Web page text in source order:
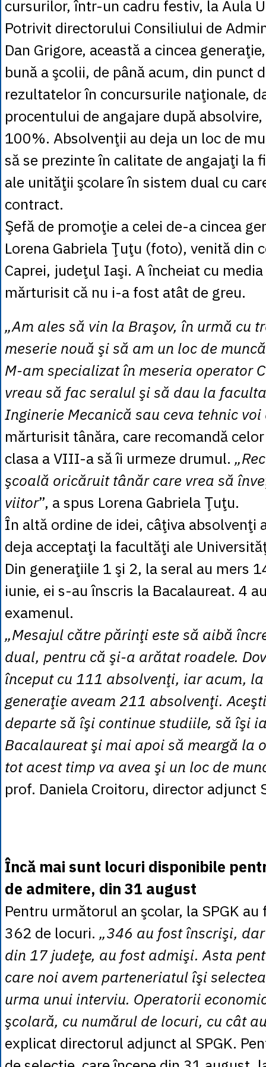
cursurilor, într-un cadru festiv, la Aula
Potrivit directorului Consiliului de
Dan Grigore, această a cincea
bună a şcolii, de până acum, din punct
rezultatelor în concursurile naţionale,
procentului de angajare după
100%. Absolvenţii au deja un loc de
să se prezinte în calitate de angajaţi la
ale unităţii şcolare în sistem dual cu
contract.
Şefă de promoţie a celei de-a cincea
Lorena Gabriela Ţuţu (foto), venită din
Caprei, judeţul Iaşi. A încheiat cu
mărturisit că nu i-a fost atât de greu.
„Am ales să vin la Braşov, în urmă cu
meserie nouă şi să am un loc de
M-am specializat în meseria operator
vreau să fac seralul şi să dau la
Inginerie Mecanică sau ceva tehnic voi
mărturisit tânăra, care recomandă
clasa a VIII-a să îi urmeze drumul.
şcoală oricăruit tânăr care vrea să
viitor”, a spus Lorena Gabriela Ţuţu.
În altă ordine de idei, câţiva absolvenţi
deja acceptaţi la facultăţi ale
Din generaţiile 1 şi 2, la seral au mers
iunie, ei s-au înscris la Bacalaureat. 4
examenul.
„Mesajul către părinţi este să aibă
dual, pentru că şi-a arătat roadele.
început cu 111 absolvenţi, iar acum,
generaţie aveam 211 absolvenţi.
departe să îşi continue studiile, să îşi
Bacalaureat şi mai apoi să meargă la
tot acest timp va avea şi un loc de
prof. Daniela Croitoru, director adjunct
Încă mai sunt locuri disponibile
de admitere, din 31 august
Pentru următorul an şcolar, la SPGK
362 de locuri. „346 au fost înscrişi,
din 17 judeţe, au fost admişi. Asta
care noi avem parteneriatul îşi
urma unui interviu. Operatorii
şcolară, cu numărul de locuri, cu cât
explicat directorul adjunct al SPGK.